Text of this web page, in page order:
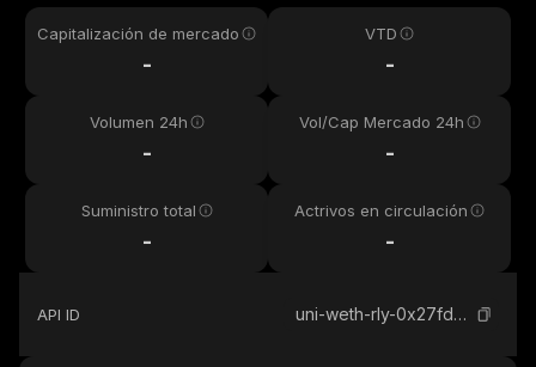
Capitalización de mercado
-
VTD
-
Volumen 24h
-
Vol/Cap Mercado 24h
-
Suministro total
-
Actrivos en circulación
-
API ID uni-weth-rly-0x27fd0857f0ef224097001e87e61026e39e1b04d1